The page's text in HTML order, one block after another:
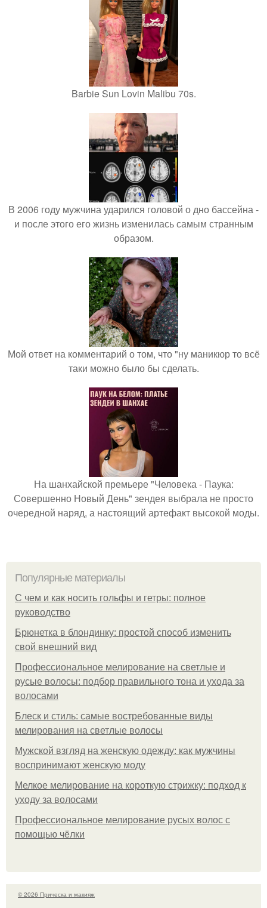
Barbie Sun Lovin Malibu 70s.
В 2006 году мужчина ударился головой о дно бассейна -
и после этого его жизнь изменилась самым странным
образом.
Мой ответ на комментарий о том, что "ну маникюр то всё
таки можно было бы сделать.
На шанхайской премьере "Человека - Паука:
Совершенно Новый День" зендея выбрала не просто
очередной наряд, а настоящий артефакт высокой моды.
Популярные материалы
С чем и как носить гольфы и гетры: полное
руководство
Брюнетка в блондинку: простой способ изменить
свой внешний вид
Профессиональное мелирование на светлые и
русые волосы: подбор правильного тона и ухода за
волосами
Блеск и стиль: самые востребованные виды
мелирования на светлые волосы
Мужской взгляд на женскую одежду: как мужчины
воспринимают женскую моду
Мелкое мелирование на короткую стрижку: подход к
уходу за волосами
Профессиональное мелирование русых волос с
помощью чёлки
© 2026 Прическа и макияж